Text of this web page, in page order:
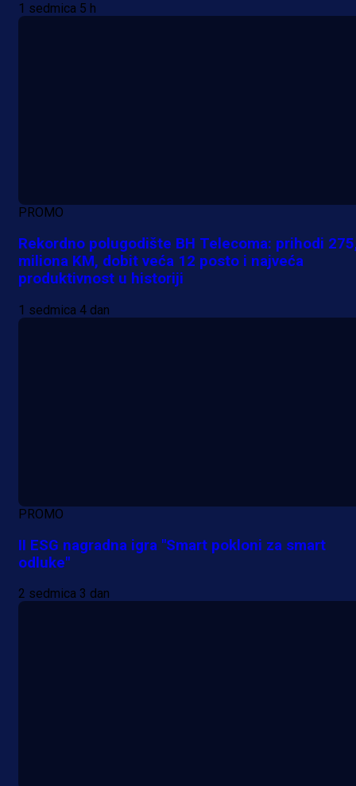
1 sedmica 5 h
PROMO
Rekordno polugodište BH Telecoma: prihodi
miliona KM, dobit veća 12 posto i najveća
produktivnost u historiji
1 sedmica 4 dan
PROMO
II ESG nagradna igra "Smart pokloni za smart
odluke"
2 sedmica 3 dan